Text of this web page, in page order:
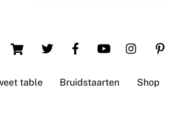
Cart
table Bruidstaarten Shop